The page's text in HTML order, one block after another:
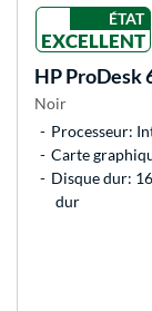
ÉTAT
EXCELLENT
HPProDesk
Noir
Processeur:
Carte
Disque dur:
dur